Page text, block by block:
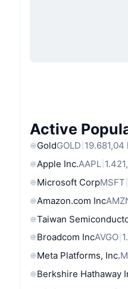
Active
GoldGOLD 19.681,04
Apple Inc.AAPL
Microsoft CorpMSFT
Amazon.com Inc
Taiwan
Broadcom IncAVGO
Meta Platforms, Inc.
Berkshire Hathaway